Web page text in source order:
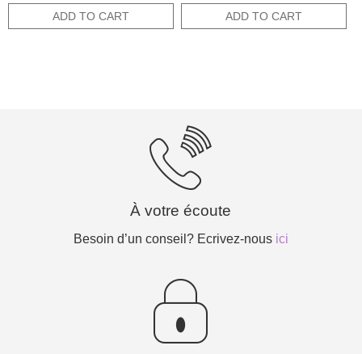
15,00€.7,50€.
ADD TO CART
was:
15,00€.
is:
7,50€.
ADD TO CART
À votre écoute
Besoin d’un conseil? Ecrivez-nous ici